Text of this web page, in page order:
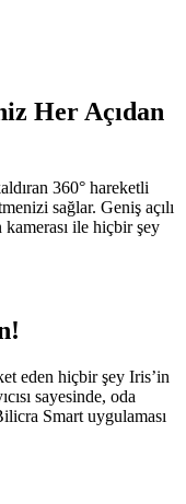
Her Açıdan
360° hareketli
sağlar. Geniş açılı
ile hiçbir şey
eden hiçbir şey Iris’in
sayesinde, oda
Smart uygulaması